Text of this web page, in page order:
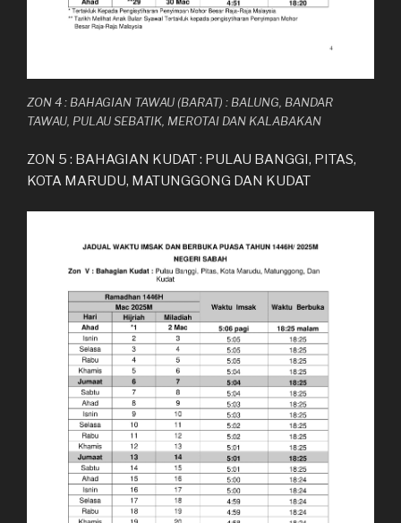
ZON 4 : BAHAGIAN TAWAU (BARAT) : BALUNG, BANDAR
TAWAU, PULAU SEBATIK, MEROTAI DAN KALABAKAN
ZON 5 : BAHAGIAN KUDAT : PULAU BANGGI, PITAS,
KOTA MARUDU, MATUNGGONG DAN KUDAT